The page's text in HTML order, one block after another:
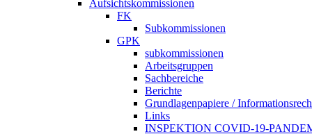
Aufsichtskommissionen
FK
Subkommissionen
GPK
subkommissionen
Arbeitsgruppen
Sachbereiche
Berichte
Grundlagenpapiere /
Links
INSPEKTION COVID-19-